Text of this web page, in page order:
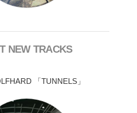
NEW TRACKS
「TUNNELS」